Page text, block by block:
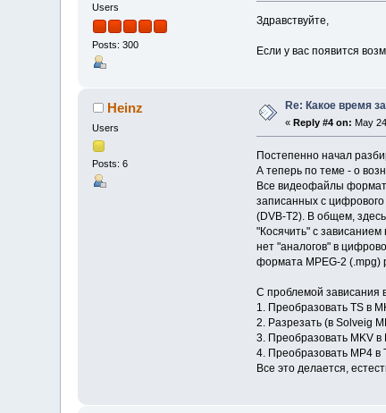
Users
Posts: 300
Здравствуйте,
Если у вас появится
Heinz
Users
Posts: 6
Re: Какое время
«Reply #4 on: May
Постепенно начал
А теперь по теме - о
Все видеофайлы
записанных с
(DVB-T2). В общем,
"Косячить" с
нет "аналогов" в
формата MPEG-2 (.mpg)
С проблемой зависания
1. Преобразовать TS в
2. Разрезать (в Solveig
3. Преобразовать MKV
4. Преобразовать MP4 в
Все это делается,